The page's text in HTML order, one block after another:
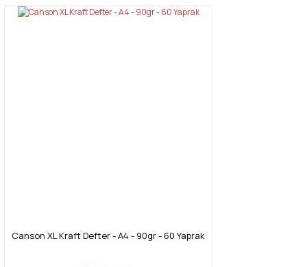
Canson XL Kraft Defter - A4 - 90gr - 60 Yaprak